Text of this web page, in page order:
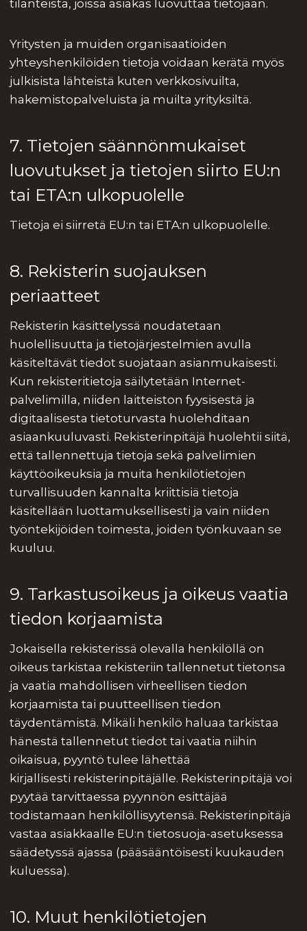
tilanteista, joissa asiakas luovuttaa tietojaan.
Yritysten ja muiden organisaatioiden
yhteyshenkilöiden tietoja voidaan kerätä myös
julkisista lähteistä kuten verkkosivuilta,
hakemistopalveluista ja muilta yrityksiltä.
7. Tietojen säännönmukaiset
luovutukset ja tietojen siirto EU:n
tai ETA:n ulkopuolelle
Tietoja ei siirretä EU:n tai ETA:n ulkopuolelle.
8. Rekisterin suojauksen
periaatteet
Rekisterin käsittelyssä noudatetaan
huolellisuutta ja tietojärjestelmien avulla
käsiteltävät tiedot suojataan asianmukaisesti.
Kun rekisteritietoja säilytetään Internet-
palvelimilla, niiden laitteiston fyysisestä ja
digitaalisesta tietoturvasta huolehditaan
asiaankuuluvasti. Rekisterinpitäjä huolehtii siitä,
että tallennettuja tietoja sekä palvelimien
käyttöoikeuksia ja muita henkilötietojen
turvallisuuden kannalta kriittisiä tietoja
käsitellään luottamuksellisesti ja vain niiden
työntekijöiden toimesta, joiden työnkuvaan se
kuuluu.
9. Tarkastusoikeus ja oikeus vaatia
tiedon korjaamista
Jokaisella rekisterissä olevalla henkilöllä on
oikeus tarkistaa rekisteriin tallennetut tietonsa
ja vaatia mahdollisen virheellisen tiedon
korjaamista tai puutteellisen tiedon
täydentämistä. Mikäli henkilö haluaa tarkistaa
hänestä tallennetut tiedot tai vaatia niihin
oikaisua, pyyntö tulee lähettää
kirjallisesti rekisterinpitäjälle. Rekisterinpitäjä voi
pyytää tarvittaessa pyynnön esittäjää
todistamaan henkilöllisyytensä. Rekisterinpitäjä
vastaa asiakkaalle EU:n tietosuoja-asetuksessa
säädetyssä ajassa (pääsääntöisesti kuukauden
kuluessa).
10. Muut henkilötietojen